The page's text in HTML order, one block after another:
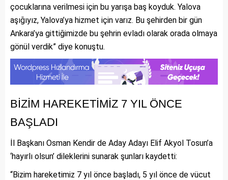
çocuklarına verilmesi için bu yarışa baş koyduk. Yalova
aşığıyız, Yalova’ya hizmet için varız. Bu şehirden bir gün
Ankara’ya gittiğimizde bu şehrin evladı olarak orada olmaya
gönül verdik” diye konuştu.
BİZİM HAREKETİMİZ 7 YIL ÖNCE
BAŞLADI
İl Başkanı Osman Kendir de Aday Adayı Elif Akyol Tosun’a
‘hayırlı olsun’ dileklerini sunarak şunları kaydetti:
“Bizim hareketimiz 7 yıl önce başladı, 5 yıl önce de vücut